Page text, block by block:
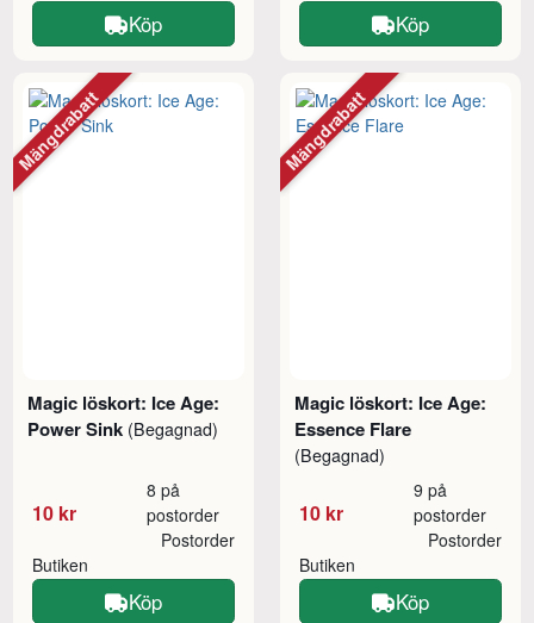
Köp Köp
Magic löskort: Ice Age:
Power Sink (Begagnad)
10 kr
8 på
postorder
Butiken
Postorder
Köp
Mängdrabatt
Magic löskort: Ice Age:
Essence Flare
(Begagnad)
10 kr
9 på
postorder
Butiken
Postorder
Köp
Mängdrabatt